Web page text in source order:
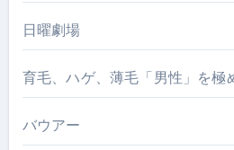
日曜劇場
育毛、ハゲ、薄毛「男性」を極
バウアー